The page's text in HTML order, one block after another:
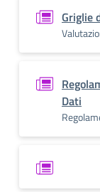
Griglie
Dati